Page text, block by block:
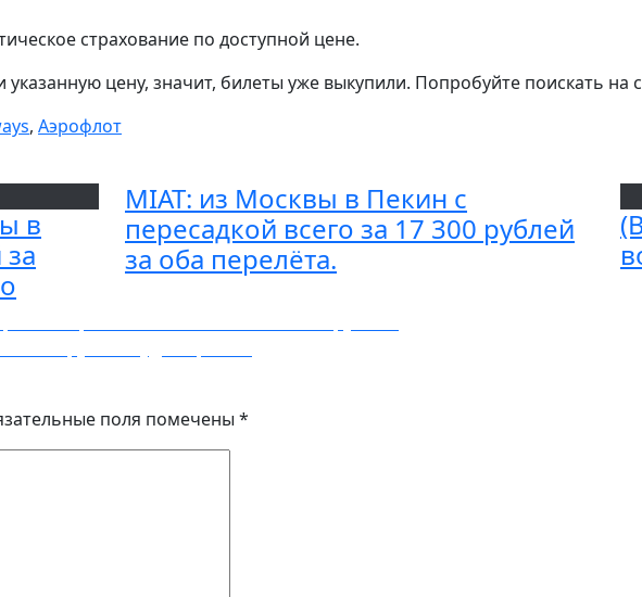
страхование по доступной цене.
цену, значит, билеты уже выкупили. Попробуйте поискать на
, Аэрофлот
в
MIAT: из Москвы в Пекин с
пересадкой всего за 17 300 рублей
за оба перелёта.
поля помечены *